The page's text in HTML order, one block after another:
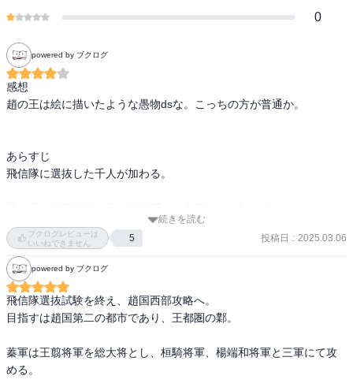
0
powered by ブクログ
感想
趙の王は絵に描いたような愚物dsな。こっちの方が普通か。
あらすじ
飛信隊に選抜した千人が加わる。
趙の李牧は、守備固めを着々と進めていた。趙を抜くために昌平君
は鄴攻めを提案する。
総大将は王翦、桓騎、楊端和の連合軍。秦軍は金安から進路を変え
て国境の列尾に向かう。
続きを読む
ブクログレビューは
いいねできません
5 投稿日 : 2025.03.06
powered by ブクログ
飛信隊選抜試験を終え、趙国西部攻略へ。
目指すは趙国第二の都市であり、王都圏の鄴。
蓁軍は王翦将軍を総大将とし、桓騎将軍、楊端和将軍と三軍にて攻
める。